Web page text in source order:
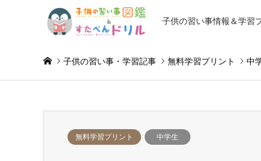
子供の習い事情報＆学習
子供の習い事・学習記事 無料学習プリント 中
無料学習プリント 中学生